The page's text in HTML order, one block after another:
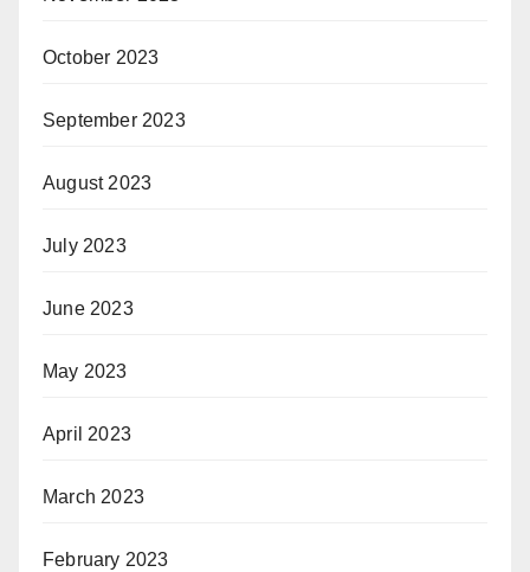
October 2023
September 2023
August 2023
July 2023
June 2023
May 2023
April 2023
March 2023
February 2023